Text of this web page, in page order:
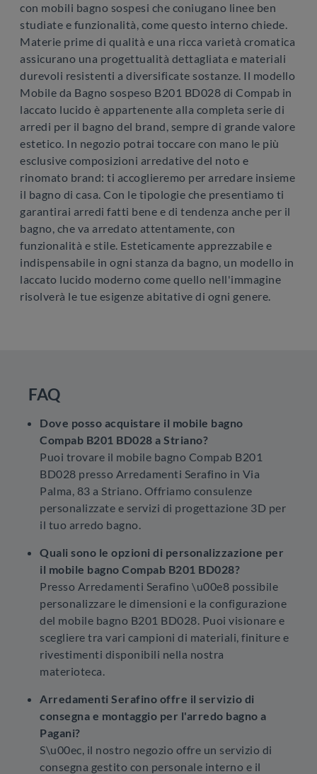
con mobili bagno sospesi che coniugano linee ben
studiate e funzionalità, come questo interno chiede.
Materie prime di qualità e una ricca varietà cromatica
assicurano una progettualità dettagliata e materiali
durevoli resistenti a diversificate sostanze. Il modello
Mobile da Bagno sospeso B201 BD028 di Compab in
laccato lucido è appartenente alla completa serie di
arredi per il bagno del brand, sempre di grande valore
estetico. In negozio potrai toccare con mano le più
esclusive composizioni arredative del noto e
rinomato brand: ti accoglieremo per arredare insieme
il bagno di casa. Con le tipologie che presentiamo ti
garantirai arredi fatti bene e di tendenza anche per il
bagno, che va arredato attentamente, con
funzionalità e stile. Esteticamente apprezzabile e
indispensabile in ogni stanza da bagno, un modello in
laccato lucido moderno come quello nell'immagine
risolverà le tue esigenze abitative di ogni genere.
FAQ
Dove posso acquistare il mobile bagno
Compab B201 BD028 a Striano?
Puoi trovare il mobile bagno Compab B201
BD028 presso Arredamenti Serafino in Via
Palma, 83 a Striano. Offriamo consulenze
personalizzate e servizi di progettazione 3D per
il tuo arredo bagno.
Quali sono le opzioni di personalizzazione per
il mobile bagno Compab B201 BD028?
Presso Arredamenti Serafino \u00e8 possibile
personalizzare le dimensioni e la configurazione
del mobile bagno B201 BD028. Puoi visionare e
scegliere tra vari campioni di materiali, finiture e
rivestimenti disponibili nella nostra
materioteca.
Arredamenti Serafino offre il servizio di
consegna e montaggio per l'arredo bagno a
Pagani?
S\u00ec, il nostro negozio offre un servizio di
consegna gestito con personale interno e il